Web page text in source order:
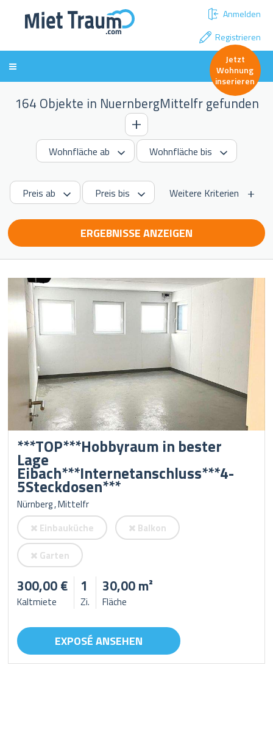
Anmelden
Registrieren
Jetzt
Wohnung
inserieren
164 Objekte in NuernbergMittelfr gefunden
Weitere Kriterien
ERGEBNISSE ANZEIGEN
***TOP***Hobbyraum in bester
Lage
Eibach***Internetanschluss***4-
5Steckdosen***
Nürnberg , Mittelfr
Einbauküche
Balkon
Garten
300,00 €
Kaltmiete
1
Zi.
30,00 m²
Fläche
EXPOSÉ ANSEHEN